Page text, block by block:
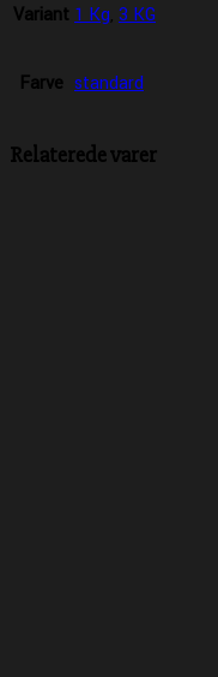
Variant 1 Kg, 3 KG
Farve standard
Relaterede varer